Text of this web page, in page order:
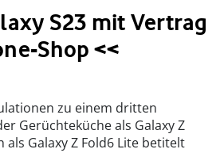
S23 mit Vertrag
Shop <<
zu einem dritten
Gerüchteküche als Galaxy Z
als Galaxy Z Fold6 Lite betitelt